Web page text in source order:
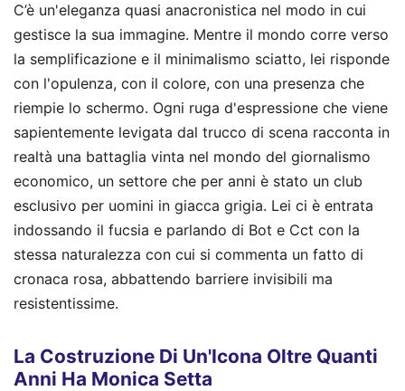
C’è un'eleganza quasi anacronistica nel modo in cui
gestisce la sua immagine. Mentre il mondo corre verso
la semplificazione e il minimalismo sciatto, lei risponde
con l'opulenza, con il colore, con una presenza che
riempie lo schermo. Ogni ruga d'espressione che viene
sapientemente levigata dal trucco di scena racconta in
realtà una battaglia vinta nel mondo del giornalismo
economico, un settore che per anni è stato un club
esclusivo per uomini in giacca grigia. Lei ci è entrata
indossando il fucsia e parlando di Bot e Cct con la
stessa naturalezza con cui si commenta un fatto di
cronaca rosa, abbattendo barriere invisibili ma
resistentissime.
La Costruzione Di Un'Icona Oltre Quanti
Anni Ha Monica Setta